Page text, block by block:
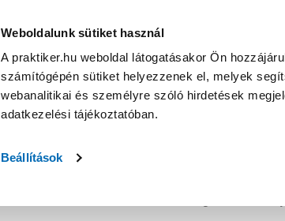
Weboldalunk sütiket használ
A praktiker.hu weboldal látogatásakor Ön
számítógépén sütiket helyezzenek el, melyek
webanalitikai és személyre szóló hirdetések
adatkezelési tájékoztatóban.
Beállítások